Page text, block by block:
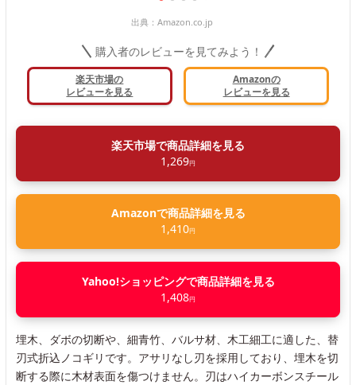
出典： Amazon.co.jp
購入者のレビューを見てみよう！
楽天市場の
レビューを見る
Amazonの
レビューを見る
楽天市場で商品詳細を見る
1,269円
Amazonで商品詳細を見る
1,410円
Yahoo!ショッピングで商品詳細を見る
1,408円
埋木、ダボの切断や、細青竹、バルサ材、木工細工に適した、替
刃式折込ノコギリです。アサリなし刃を採用しており、埋木を切
断する際に木材表面を傷つけません。刃はハイカーボンスチール